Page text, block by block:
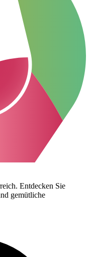
Entdecken Sie
gemütliche